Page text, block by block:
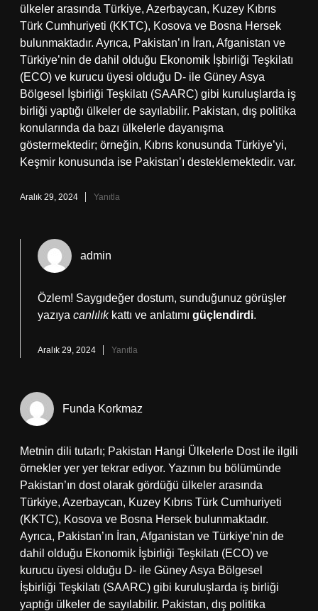
ülkeler arasında Türkiye, Azerbaycan, Kuzey Kıbrıs
Türk Cumhuriyeti (KKTC), Kosova ve Bosna Hersek
bulunmaktadır. Ayrıca, Pakistan’ın İran, Afganistan ve
Türkiye’nin de dahil olduğu Ekonomik İşbirliği Teşkilatı
(ECO) ve kurucu üyesi olduğu D- ile Güney Asya
Bölgesel İşbirliği Teşkilatı (SAARC) gibi kuruluşlarda iş
birliği yaptığı ülkeler de sayılabilir. Pakistan, dış politika
konularında da bazı ülkelerle dayanışma
göstermektedir; örneğin, Kıbrıs konusunda Türkiye’yi,
Keşmir konusunda ise Pakistan’ı desteklemektedir. var.
Aralık 29, 2024 Yanıtla
admin
Özlem! Saygıdeğer dostum, sunduğunuz görüşler
yazıya canlılıkkattı ve anlatımı güçlendirdi.
Aralık 29, 2024 Yanıtla
Funda Korkmaz
Metnin dili tutarlı; Pakistan Hangi Ülkelerle Dost ile ilgili
örnekler yer yer tekrar ediyor. Yazının bu bölümünde
Pakistan’ın dost olarak gördüğü ülkeler arasında
Türkiye, Azerbaycan, Kuzey Kıbrıs Türk Cumhuriyeti
(KKTC), Kosova ve Bosna Hersek bulunmaktadır.
Ayrıca, Pakistan’ın İran, Afganistan ve Türkiye’nin de
dahil olduğu Ekonomik İşbirliği Teşkilatı (ECO) ve
kurucu üyesi olduğu D- ile Güney Asya Bölgesel
İşbirliği Teşkilatı (SAARC) gibi kuruluşlarda iş birliği
yaptığı ülkeler de sayılabilir. Pakistan, dış politika